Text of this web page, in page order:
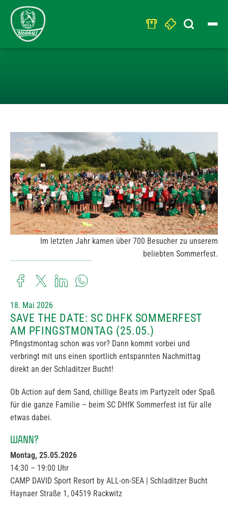
Search
for:
Im letzten Jahr kamen über 700 Besucher zu unserem
beliebten Sommerfest.
18. Mai 2026
SAVE THE DATE: SC DHFK SOMMERFEST
AM PFINGSTMONTAG (25.05.)
Pfingstmontag schon was vor? Dann kommt vorbei und
verbringt mit uns einen sportlich entspannten Nachmittag
direkt an der Schladitzer Bucht!
Ob Action auf dem Sand, chillige Beats im Partyzelt oder Spaß
für die ganze Familie – beim SC DHfK Sommerfest ist für alle
etwas dabei.
WANN?
Montag, 25.05.2026
14:30 – 19:00 Uhr
CAMP DAVID Sport Resort by ALL-on-SEA | Schladitzer Bucht
Haynaer Straße 1, 04519 Rackwitz